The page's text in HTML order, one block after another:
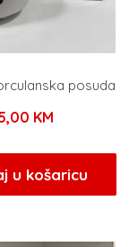
posuda
KM
u košaricu